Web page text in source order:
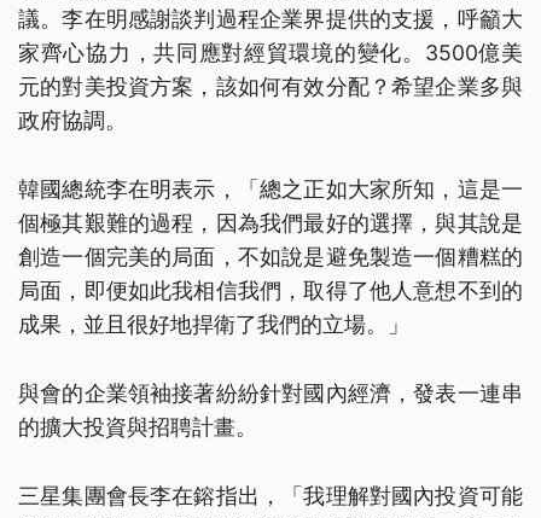
議。李在明感謝談判過程企業界提供的支援，呼籲大
家齊心協力，共同應對經貿環境的變化。3500億美
元的對美投資方案，該如何有效分配？希望企業多與
政府協調。
韓國總統李在明表示，「總之正如大家所知，這是一
個極其艱難的過程，因為我們最好的選擇，與其說是
創造一個完美的局面，不如說是避免製造一個糟糕的
局面，即便如此我相信我們，取得了他人意想不到的
成果，並且很好地捍衛了我們的立場。」
與會的企業領袖接著紛紛針對國內經濟，發表一連串
的擴大投資與招聘計畫。
三星集團會長李在鎔指出，「我理解對國內投資可能